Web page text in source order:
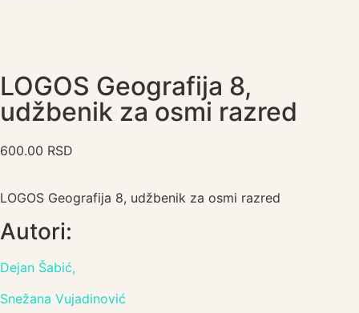
LOGOS Geografija 8,
udžbenik za osmi razred
600.00 RSD
LOGOS Geografija 8, udžbenik za osmi razred
Autori:
Dejan Šabić,
Snežana Vujadinović